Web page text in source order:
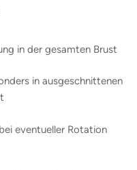
in der gesamten Brust
in ausgeschnittenen
eventueller Rotation